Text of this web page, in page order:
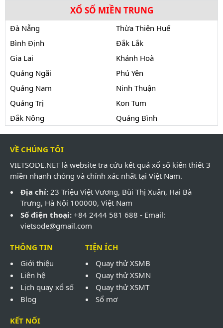
XỔ SỐ MIỀN TRUNG
Đà Nẵng
Thừa Thiên Huế
Bình Định
Đắk Lắk
Gia Lai
Khánh Hoà
Quảng Ngãi
Phú Yên
Quảng Nam
Ninh Thuận
Quảng Trị
Kon Tum
Đắk Nông
Quảng Bình
VỀ CHÚNG TÔI
VIETSODE.NET là website tra cứu kết quả xổ số kiến thiết 3
miền nhanh chóng và chính xác nhất tại Việt Nam.
Địa chỉ: 23 Triệu Việt Vương, Bùi Thị Xuân, Hai Bà
Trưng, Hà Nội 100000, Việt Nam
Số điện thoại: +84 2444 581 688 - Email:
vietsode@gmail.com
THÔNG TIN
Giới thiệu
Liên hệ
Lịch quay xổ số
Blog
TIỆN ÍCH
Quay thử XSMB
Quay thử XSMN
Quay thử XSMT
Sổ mơ
KẾT NỐI